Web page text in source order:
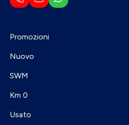
Promozioni
Nuovo
SWM
Km 0
Usato